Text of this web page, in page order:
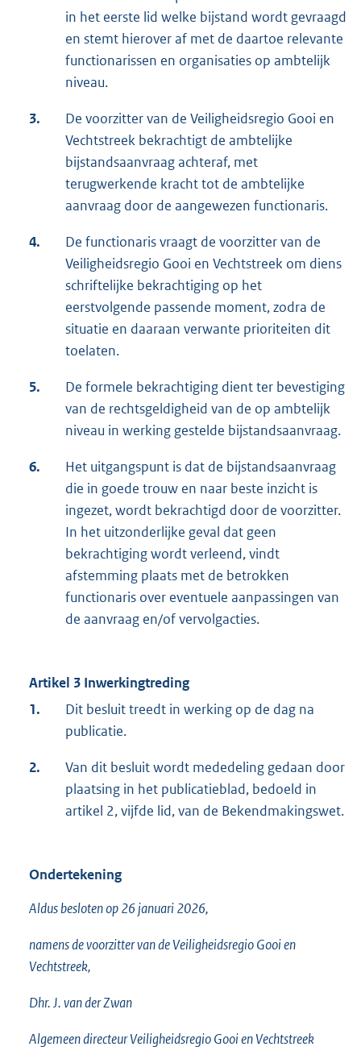
in het eerste lid welke bijstand wordt gevraagd
en stemt hierover af met de daartoe relevante
functionarissen en organisaties op ambtelijk
niveau.
3.
De voorzitter van de Veiligheidsregio Gooi en
Vechtstreek bekrachtigt de ambtelijke
bijstandsaanvraag achteraf, met
terugwerkende kracht tot de ambtelijke
aanvraag door de aangewezen functionaris.
4.
De functionaris vraagt de voorzitter van de
Veiligheidsregio Gooi en Vechtstreek om diens
schriftelijke bekrachtiging op het
eerstvolgende passende moment, zodra de
situatie en daaraan verwante prioriteiten dit
toelaten.
5.
De formele bekrachtiging dient ter bevestiging
van de rechtsgeldigheid van de op ambtelijk
niveau in werking gestelde bijstandsaanvraag.
6.
Het uitgangspunt is dat de bijstandsaanvraag
die in goede trouw en naar beste inzicht is
ingezet, wordt bekrachtigd door de voorzitter.
In het uitzonderlijke geval dat geen
bekrachtiging wordt verleend, vindt
afstemming plaats met de betrokken
functionaris over eventuele aanpassingen van
de aanvraag en/of vervolgacties.
Artikel 3 Inwerkingtreding
1.
Dit besluit treedt in werking op de dag na
publicatie.
2.
Van dit besluit wordt mededeling gedaan door
plaatsing in het publicatieblad, bedoeld in
artikel 2, vijfde lid, van de Bekendmakingswet.
Ondertekening
Aldus besloten op 26 januari 2026,
namens de voorzitter van de Veiligheidsregio Gooi en
Vechtstreek,
Dhr. J. van der Zwan
Algemeen directeur Veiligheidsregio Gooi en Vechtstreek